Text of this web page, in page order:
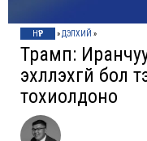
НҮҮР »ДЭЛХИЙ »
Трамп:
эxлүүлэxгүй бол
тоxиолдоно